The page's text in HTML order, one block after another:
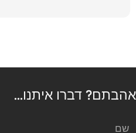
אהבתם? דברו איתנו...